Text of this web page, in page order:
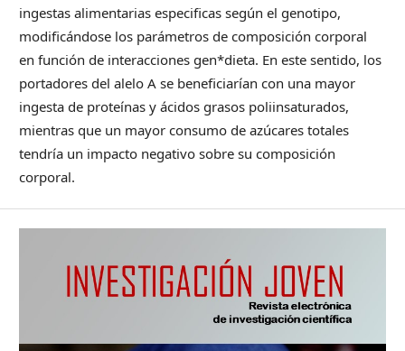
ingestas alimentarias especificas según el genotipo,
modificándose los parámetros de composición corporal
en función de interacciones gen*dieta. En este sentido, los
portadores del alelo A se beneficiarían con una mayor
ingesta de proteínas y ácidos grasos poliinsaturados,
mientras que un mayor consumo de azúcares totales
tendría un impacto negativo sobre su composición
corporal.